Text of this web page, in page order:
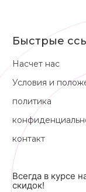
Быстрые
Насчет нас
Условия и
политика
контакт
Всегда в курсе
скидок!